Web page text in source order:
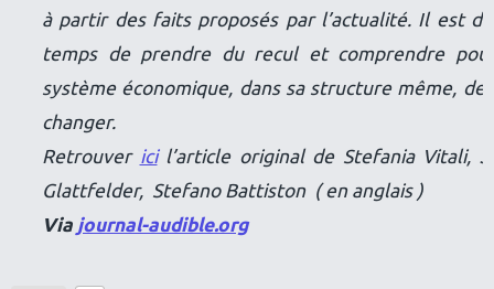
à partir des faits proposés par l’actualité. Il est
temps de prendre du recul et comprendre
système économique, dans sa structure même,
changer.
Retrouver icil’article original de Stefania Vitali,
Glattfelder, Stefano Battiston ( en anglais )
Viajournal-audible.org